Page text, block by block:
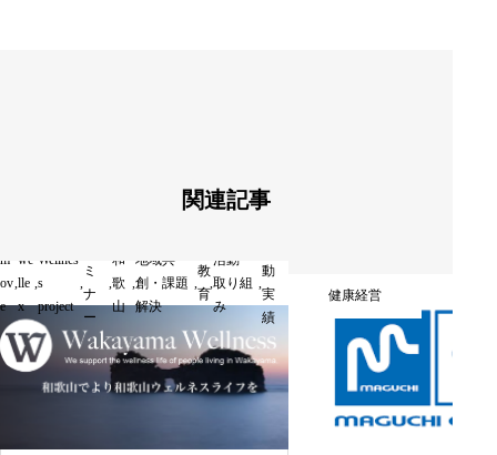
関連記事
m
ov
e
,
we
lle
x
,
Wellnes
s
project
,
ミ
ナ
ー
,
和
歌
山
,
地域共
創・課題
解決
,
教
育
,
活動・
取り組
み
,
動
実
績
健康経営